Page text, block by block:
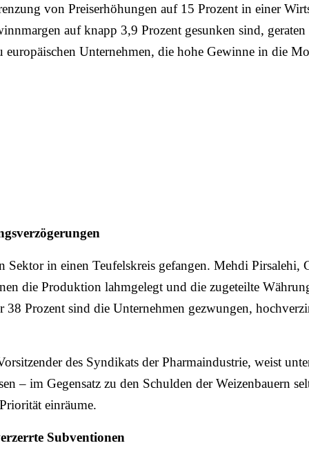
von Preiserhöhungen auf 15 Prozent in einer
auf knapp 3,9 Prozent gesunken sind,
Unternehmen, die hohe Gewinne in die
Sektor in einen Teufelskreis gefangen. Mehdi Pirsalehi,
die Produktion lahmgelegt und die zugeteilte
38 Prozent sind die Unternehmen gezwungen,
des Syndikats der Pharmaindustrie, weist
– im Gegensatz zu den Schulden der Weizenbauern
einräume.
Subventionen